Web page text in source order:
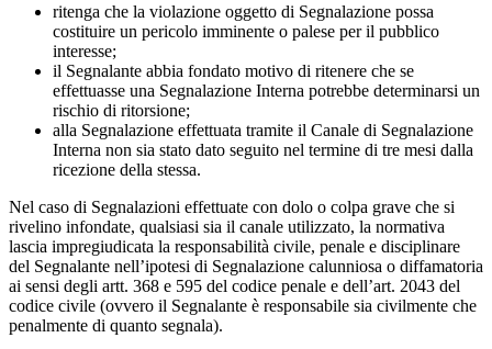
ritenga che la violazione oggetto di Segnalazione possa
costituire un pericolo imminente o palese per il pubblico
interesse;
il Segnalante abbia fondato motivo di ritenere che se
effettuasse una Segnalazione Interna potrebbe determinarsi un
rischio di ritorsione;
alla Segnalazione effettuata tramite il Canale di Segnalazione
Interna non sia stato dato seguito nel termine di tre mesi dalla
ricezione della stessa.
Nel caso di Segnalazioni effettuate con dolo o colpa grave che si
rivelino infondate, qualsiasi sia il canale utilizzato, la normativa
lascia impregiudicata la responsabilità civile, penale e disciplinare
del Segnalante nell’ipotesi di Segnalazione calunniosa o diffamatoria
ai sensi degli artt. 368 e 595 del codice penale e dell’art. 2043 del
codice civile (ovvero il Segnalante è responsabile sia civilmente che
penalmente di quanto segnala).